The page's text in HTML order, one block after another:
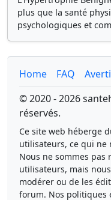
plus que la santé
psychologiques et
Home FAQ
© 2020 - 2026
réservés.
Ce site web héberge
utilisateurs, ce qui ne
Nous ne sommes pas
utilisateurs, mais
modérer ou de les
forum. Nos politiques